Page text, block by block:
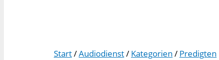
Start/Audiodienst/ Kategorien / Predigten